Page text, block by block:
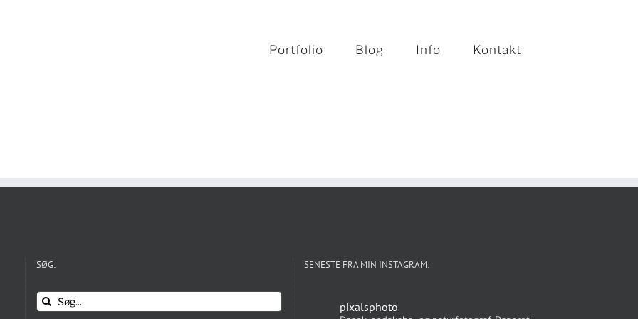
Portfolio Blog Info Kontakt
SØG:
Søg
efter:
SENESTE FRA MIN INSTAGRAM:
pixalsphoto